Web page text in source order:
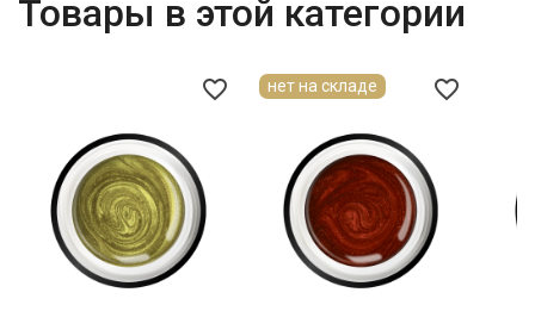
Товары в этой категории
favorite_border favorite_border
нет на складе